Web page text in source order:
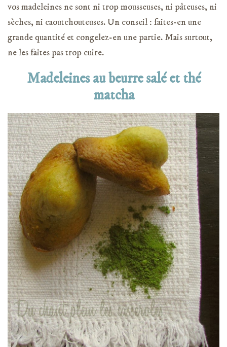
vos madeleines ne sont ni trop mousseuses, ni pâteuses, ni
sèches, ni caoutchouteuses. Un conseil : faites-en une
grande quantité et congelez-en une partie. Mais surtout,
ne les faites pas trop cuire.
Madeleines au beurre salé et thé
matcha